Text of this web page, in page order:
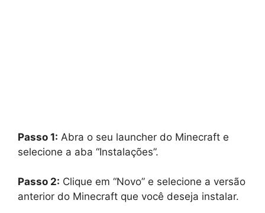
Passo 1: Abra o seu launcher do Minecraft e
selecione a aba “Instalações”.
Passo 2: Clique em “Novo” e selecione a versão
anterior do Minecraft que você deseja instalar.